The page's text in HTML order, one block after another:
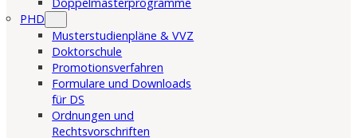
PHD
Musterstudienpläne & VVZ
Doktorschule
Promotionsverfahren
Formulare und Downloads
für DS
Ordnungen und
Rechtsvorschriften